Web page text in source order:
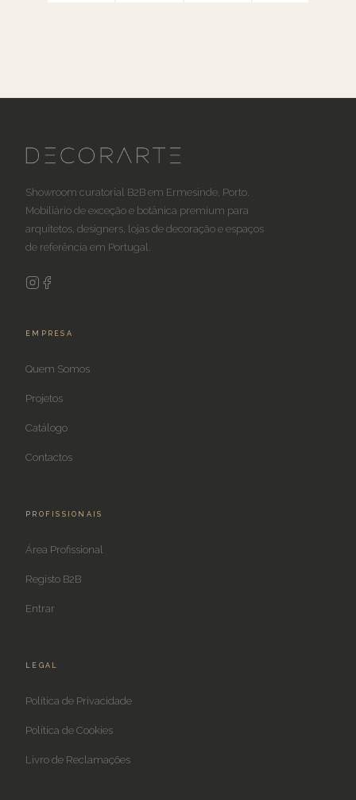
Showroom curatorial B2B em Ermesinde, Porto.
Mobiliário de exceção e botânica premium para
arquitetos, designers, lojas de decoração e espaços
de referência em Portugal.
EMPRESA
Quem Somos
Projetos
Catálogo
Contactos
PROFISSIONAIS
Área Profissional
Registo B2B
Entrar
LEGAL
Política de Privacidade
Política de Cookies
Livro de Reclamações